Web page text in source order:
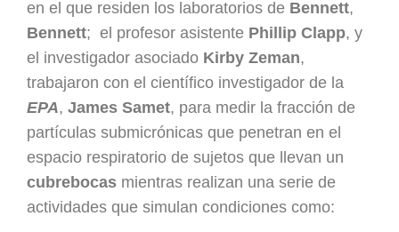
en el que residen los laboratorios de Bennett,
Bennett; el profesor asistente Phillip Clapp, y
el investigador asociado Kirby Zeman,
trabajaron con el científico investigador de la
EPA, James Samet, para medir la fracción de
partículas submicrónicas que penetran en el
espacio respiratorio de sujetos que llevan un
cubrebocas mientras realizan una serie de
actividades que simulan condiciones como: